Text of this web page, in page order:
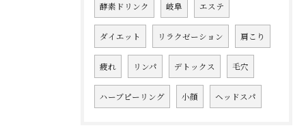
酵素ドリンク 岐阜 エステ
ダイエット リラクゼーション 肩こり
疲れ リンパ デトックス 毛穴
ハーブピーリング 小顔 ヘッドスパ